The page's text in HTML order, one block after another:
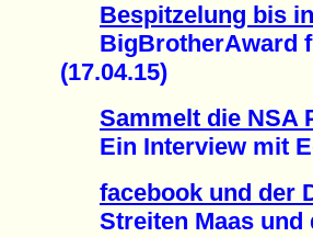
Bespitzelung bis
BigBrotherAward
(17.04.15)
Sammelt die NSA
Ein Interview mit
facebook und der
Streiten Maas und